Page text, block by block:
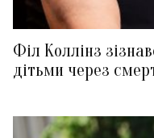
Філ Коллінз
дітьми через